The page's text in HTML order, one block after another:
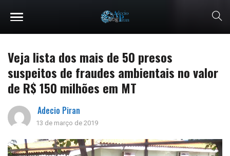
Veja lista dos mais de 50 presos
suspeitos de fraudes ambientais no valor
de R$ 150 milhões em MT
Adecio Piran
13 de março de 2019